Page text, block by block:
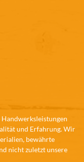
und Erfahrung. Wir
bewährte
nicht zuletzt unsere